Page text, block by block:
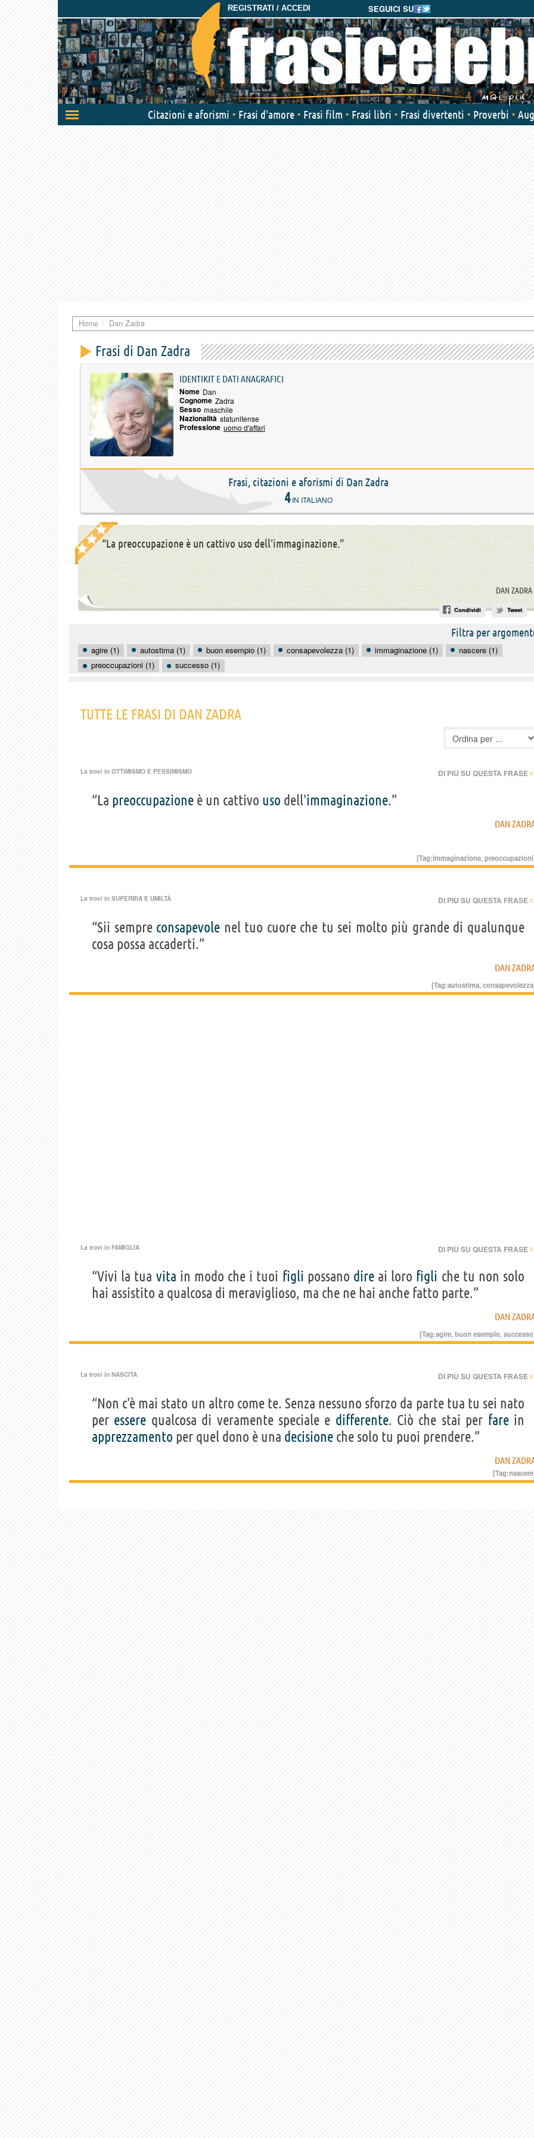
SEGUICI SU
REGISTRATI / ACCEDI
Attiva/disattiva
navigazione
Citazioni e aforismi Frasi d'amore Frasi film Frasi libri Frasi divertenti Proverbi
Home Dan Zadra
Frasi di Dan Zadra
IDENTIKIT E DATI ANAGRAFICI
Nome Dan
Cognome Zadra
Sesso maschile
Nazionalità statunitense
Professione uomo d'affari
Frasi, citazioni e aforismi di Dan Zadra
4IN ITALIANO
“La preoccupazione è un cattivo uso dell'immaginazione.”
DAN ZADRA
Condividi Tweet
Filtra per
agire (1) autostima (1) buon esempio (1) consapevolezza (1) immaginazione (1)
nascere (1)
preoccupazioni (1)
successo (1)
TUTTE LE FRASI DI DAN ZADRA
La trovi in OTTIMISMO E PESSIMISMO DI PIÙ SU QUESTA FRASE
“La preoccupazione è un cattivo uso dell'immaginazione.”
DAN
[Tag:immaginazione,preoccupazioni
La trovi in SUPERBIA E UMILTÀ DI PIÙ SU QUESTA FRASE
“Sii sempre consapevole nel tuo cuore che tu sei molto più grande di qualunque
cosa possa accaderti.”
DAN
[Tag:autostima,consapevolezza
La trovi in FAMIGLIA DI PIÙ SU QUESTA FRASE
“Vivi la tua vita in modo che i tuoi figli possano direai loro figli che tu non solo
hai assistito a qualcosa di meraviglioso, ma che ne hai anche fatto parte.”
DAN
[Tag:agire,buon esempio,successo
La trovi in NASCITA DI PIÙ SU QUESTA FRASE
“Non c'è mai stato un altro come te. Senza nessuno sforzo da parte tua tu sei nato
per essere qualcosa di veramente speciale e differente. Ciò che stai per farein
apprezzamento per quel dono è una decisione che solo tu puoi prendere.”
DAN
[Tag:nascere